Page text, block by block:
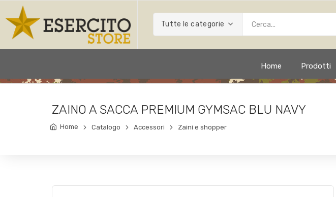
Tutte le categorie
Home Prodotti
ZAINO A SACCA PREMIUM GYMSAC BLU NAVY
Home Catalogo Accessori Zaini e shopper